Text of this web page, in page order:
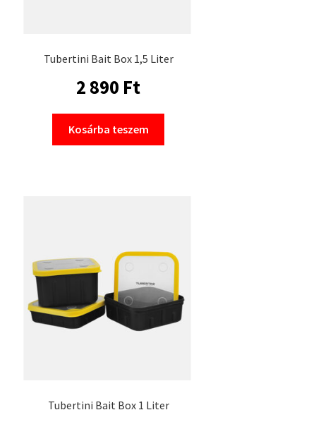
Tubertini Bait Box 1,5 Liter
2 890 Ft
Kosárba teszem
Tubertini Bait Box 1 Liter